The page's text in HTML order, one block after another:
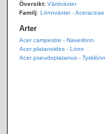
Översikt: Värdväxter
Familj: Lönnväxter - Aceraceae
Arter
Acer campestre - Naverlönn
Acer platanoides - Lönn
Acer pseudoplatanus - Tysklönn